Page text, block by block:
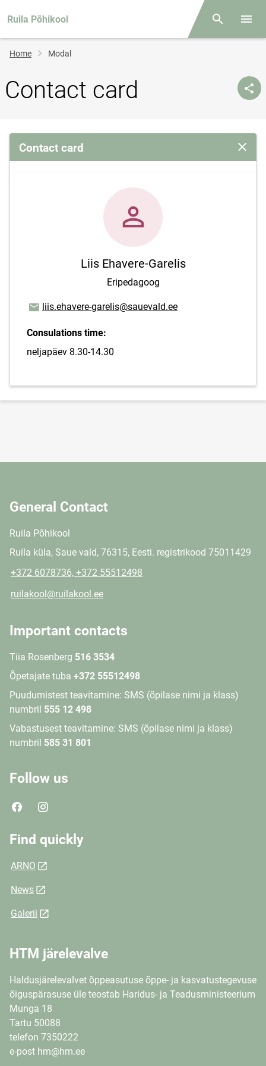
Ruila Põhikool Otsing
Breadcrumb
Home Modal
Contact card
Contact card Close
Liis Ehavere-Garelis
Eripedagoog
Email address
liis.ehavere-garelis@sauevald.ee
Consulations time:
neljapäev 8.30-14.30
General Contact
Ruila Põhikool
Ruila küla, Saue vald, 76315, Eesti. registrikood 75011429
+372 6078736, +372 55512498
ruilakool@ruilakool.ee
Important contacts
Tiia Rosenberg 516 3534
Õpetajate tuba +372 55512498
Puudumistest teavitamine: SMS (õpilase nimi ja klass)
numbril 555 12 498
Vabastusest teavitamine: SMS (õpilase nimi ja klass)
numbril 585 31 801
Follow us
Find quickly
ARNO
News
Galerii
HTM järelevalve
Haldusjärelevalvet õppeasutuse õppe- ja kasvatustegevuse
õiguspärasuse üle teostab Haridus- ja Teadusministeerium
Munga 18
Tartu 50088
telefon 7350222
e-post hm@hm.ee